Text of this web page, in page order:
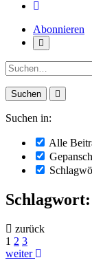
Abonnieren
Suche:
Suchen in:
Alle
zurück
1 2 3
weiter